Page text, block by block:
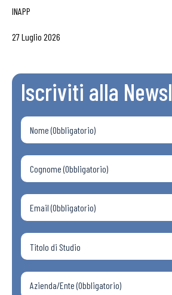
INAPP
27 Luglio 2026
Iscriviti alla